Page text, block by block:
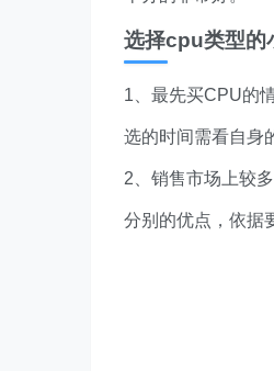
选择cpu类型的
1、最先买CPU的
选的时间需看自身
2、销售市场上较
分别的优点，依据